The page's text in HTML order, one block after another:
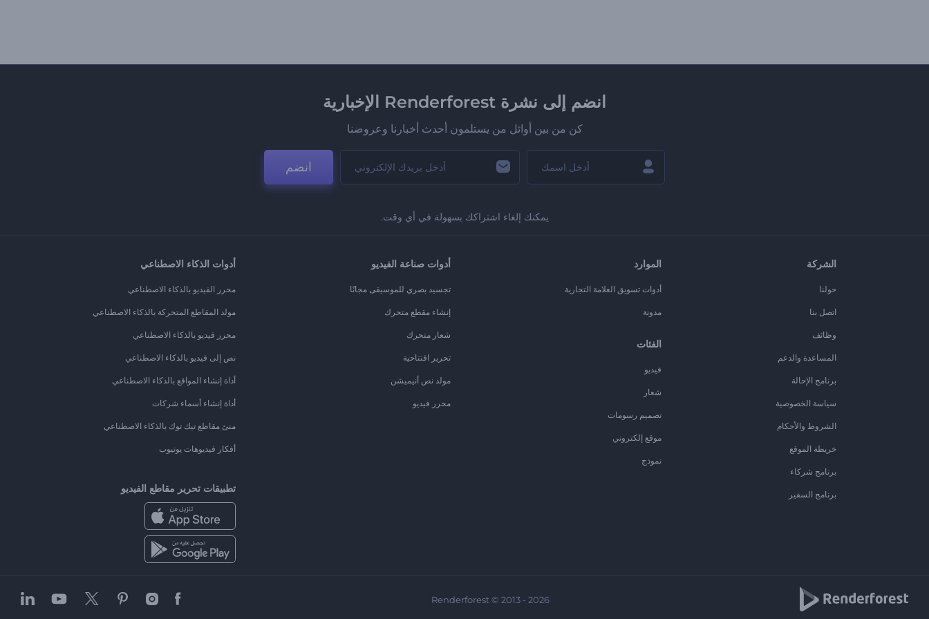
انضم إلى نشرة Renderforest الإخبارية
كن من بين أوائل من يستلمون أحدث أخبارنا وعروضنا
انضم
يمكنك إلغاء اشتراكك بسهولة في أي وقت.
الشركة
حولنا
اتصل بنا
وظائف
المساعدة والدعم
برنامج الإحالة
سياسة الخصوصية
الشروط والأحكام
خريطة الموقع
برنامج شركاء
برنامج السفير
الموارد
أدوات تسويق العلامة التجارية
مدونة
الفئات
فيديو
شعار
تصميم رسومات
موقع إلكتروني
نموذج
أدوات صناعة الفيديو
تجسيد بصري للموسيقى مجانًا
إنشاء مقطع متحرك
شعار متحرك
تحرير افتتاحية
مولد نص أنيميشن
محرر فيديو
أدوات الذكاء الاصطناعي
محرر الفيديو بالذكاء الاصطناعي
مولد المقاطع المتحركة بالذكاء الاصطناعي
محرر فيديو بالذكاء الاصطناعي
نص إلى فيديو بالذكاء الاصطناعي
أداة إنشاء المواقع بالذكاء الاصطناعي
أداة إنشاء أسماء شركات
منئ مقاطع تيك توك بالذكاء الاصطناعي
أفكار فيديوهات يوتيوب
تطبيقات تحرير مقاطع الفيديو
Renderforest © 2013 - 2026